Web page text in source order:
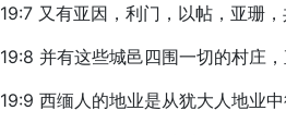
19:7 又有亚因，利门，以帖，亚珊
19:8 并有这些城邑四围一切的村庄
19:9 西缅人的地业是从犹大人地业